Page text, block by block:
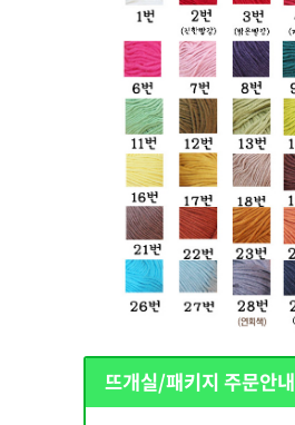
뜨개실/패키지 주문안내